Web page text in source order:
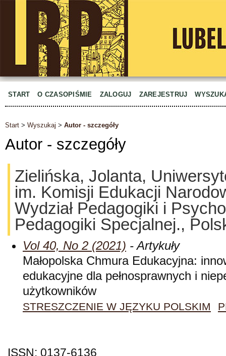
START O CZASOPIŚMIE ZALOGUJ ZAREJESTRUJ
Start > Wyszukaj > Autor - szczegóły
Autor - szczegóły
Zielińska, Jolanta,
im. Komisji Edukacji
Wydział Pedagogiki i
Pedagogiki Specjalnej.,
Vol 40, No 2 (2021) - Artykuły
Małopolska Chmura Edukacyjna:
edukacyjne dla pełnosprawnych i
użytkowników
STRESZCZENIE W JĘZYKU POLSKIM
ISSN: 0137-6136